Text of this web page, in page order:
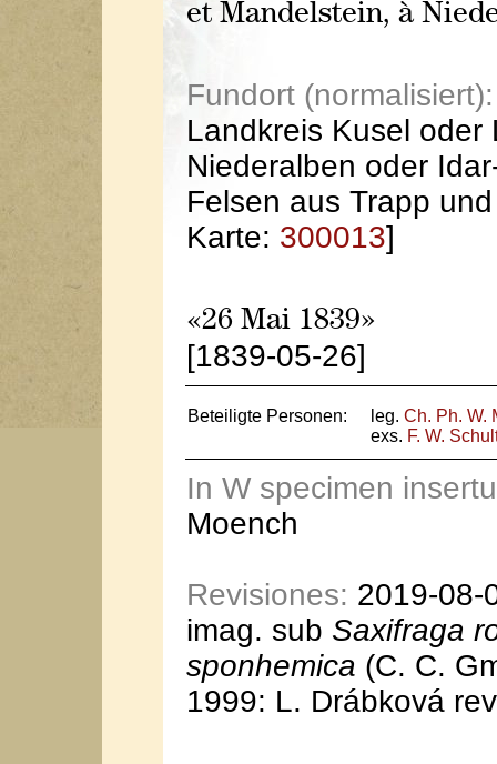
et Mandelstein, à
Fundort (normalisiert):
Landkreis Kusel oder
Niederalben oder
Felsen aus Trapp
Karte: 300013]
«26 Mai 1839»
[1839-05-26]
Beteiligte Personen: leg. Ch. Ph. W.
exs. F. W.
In W specimen
Moench
Revisiones: 2019-08-
imag. sub Saxifraga
sponhemica (C. C.
1999: L. Drábková